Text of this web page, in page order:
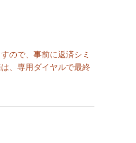
ので、事前に返済シミ
、専用ダイヤルで最終